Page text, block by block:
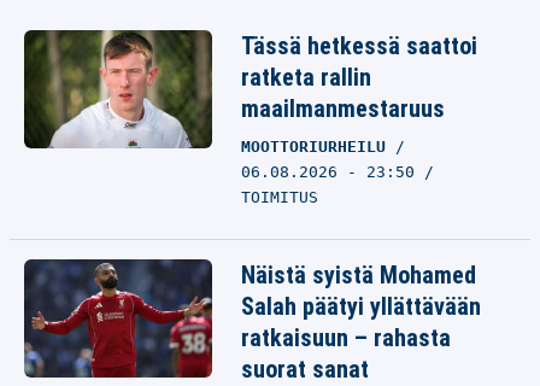
Tässä hetkessä saattoi
ratketa rallin
maailmanmestaruus
MOOTTORIURHEILU
06.08.2026 - 23:50
TOIMITUS
Näistä syistä Mohamed
Salah päätyi yllättävään
ratkaisuun – rahasta
suorat sanat